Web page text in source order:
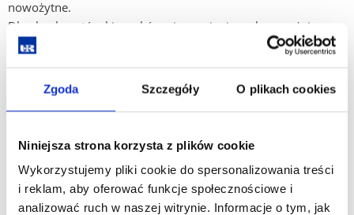
Zgoda Szczegóły O plikach cookies
Niniejsza strona korzysta z plików cookie
Wykorzystujemy pliki cookie do spersonalizowania treści
i reklam, aby oferować funkcje społecznościowe i
analizować ruch w naszej witrynie. Informacje o tym, jak
nowożytne.
Dla absolwentów kierunków niewymienionych powyżej
pozytywny wynik rozmowy kwalifikacyjnej sprawdzającej
z zakresu zagadnień dotyczących programu studiów I stopnia.
w programie studiów oraz harmonogram studiów, które
Zagadnienia do rozmowy kwalifikacyjnej